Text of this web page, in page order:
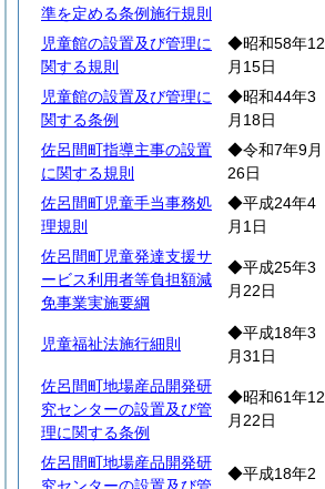
準を定める条例施行規則
児童館の設置及び管理に
関する規則
◆昭和58年12
月15日
児童館の設置及び管理に
関する条例
◆昭和44年3
月18日
佐呂間町指導主事の設置
に関する規則
◆令和7年9月
26日
佐呂間町児童手当事務処
理規則
◆平成24年4
月1日
佐呂間町児童発達支援サ
ービス利用者等負担額減
免事業実施要綱
◆平成25年3
月22日
児童福祉法施行細則
◆平成18年3
月31日
佐呂間町地場産品開発研
究センターの設置及び管
理に関する条例
◆昭和61年12
月22日
佐呂間町地場産品開発研
◆平成18年2